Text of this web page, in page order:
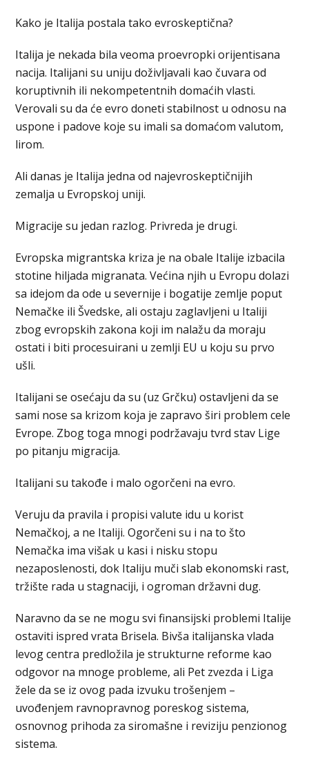
Kako je Italija postala tako evroskeptična?
Italija je nekada bila veoma proevropki orijentisana
nacija. Italijani su uniju doživljavali kao čuvara od
koruptivnih ili nekompetentnih domaćih vlasti.
Verovali su da će evro doneti stabilnost u odnosu na
uspone i padove koje su imali sa domaćom valutom,
lirom.
Ali danas je Italija jedna od najevroskeptičnijih
zemalja u Evropskoj uniji.
Migracije su jedan razlog. Privreda je drugi.
Evropska migrantska kriza je na obale Italije izbacila
stotine hiljada migranata. Većina njih u Evropu dolazi
sa idejom da ode u severnije i bogatije zemlje poput
Nemačke ili Švedske, ali ostaju zaglavljeni u Italiji
zbog evropskih zakona koji im nalažu da moraju
ostati i biti procesuirani u zemlji EU u koju su prvo
ušli.
Italijani se osećaju da su (uz Grčku) ostavljeni da se
sami nose sa krizom koja je zapravo širi problem cele
Evrope. Zbog toga mnogi podržavaju tvrd stav Lige
po pitanju migracija.
Italijani su takođe i malo ogorčeni na evro.
Veruju da pravila i propisi valute idu u korist
Nemačkoj, a ne Italiji. Ogorčeni su i na to što
Nemačka ima višak u kasi i nisku stopu
nezaposlenosti, dok Italiju muči slab ekonomski rast,
tržište rada u stagnaciji, i ogroman državni dug.
Naravno da se ne mogu svi finansijski problemi Italije
ostaviti ispred vrata Brisela. Bivša italijanska vlada
levog centra predložila je strukturne reforme kao
odgovor na mnoge probleme, ali Pet zvezda i Liga
žele da se iz ovog pada izvuku trošenjem –
uvođenjem ravnopravnog poreskog sistema,
osnovnog prihoda za siromašne i reviziju penzionog
sistema.